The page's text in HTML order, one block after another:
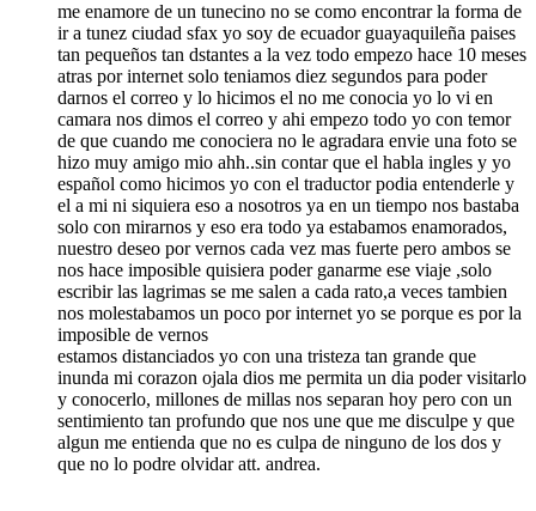
me enamore de un tunecino no se como encontrar la forma de
ir a tunez ciudad sfax yo soy de ecuador guayaquileña paises
tan pequeños tan dstantes a la vez todo empezo hace 10 meses
atras por internet solo teniamos diez segundos para poder
darnos el correo y lo hicimos el no me conocia yo lo vi en
camara nos dimos el correo y ahi empezo todo yo con temor
de que cuando me conociera no le agradara envie una foto se
hizo muy amigo mio ahh..sin contar que el habla ingles y yo
español como hicimos yo con el traductor podia entenderle y
el a mi ni siquiera eso a nosotros ya en un tiempo nos bastaba
solo con mirarnos y eso era todo ya estabamos enamorados,
nuestro deseo por vernos cada vez mas fuerte pero ambos se
nos hace imposible quisiera poder ganarme ese viaje ,solo
escribir las lagrimas se me salen a cada rato,a veces tambien
nos molestabamos un poco por internet yo se porque es por la
imposible de vernos
estamos distanciados yo con una tristeza tan grande que
inunda mi corazon ojala dios me permita un dia poder visitarlo
y conocerlo, millones de millas nos separan hoy pero con un
sentimiento tan profundo que nos une que me disculpe y que
algun me entienda que no es culpa de ninguno de los dos y
que no lo podre olvidar att. andrea.